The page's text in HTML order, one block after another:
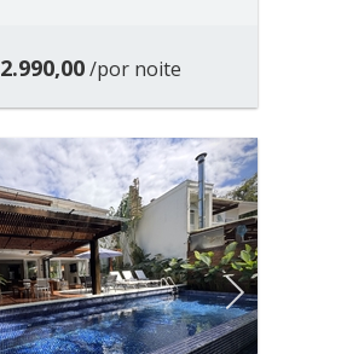
2.990,00/por noite
Next